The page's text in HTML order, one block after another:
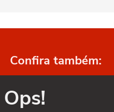
Confira também:
Ops!